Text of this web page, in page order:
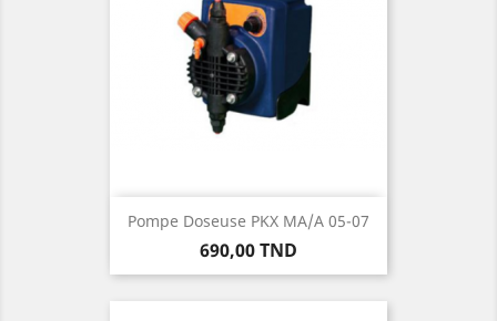
Pompe Doseuse PKX MA/A 05-07
Prix
690,00 TND